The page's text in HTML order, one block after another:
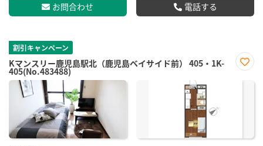
お問合わせ 電話する
割引キャンペーン
Kマンスリー鹿児島駅北（鹿児島ベイサイド前） 405・1K-
405(No.483488)
に入